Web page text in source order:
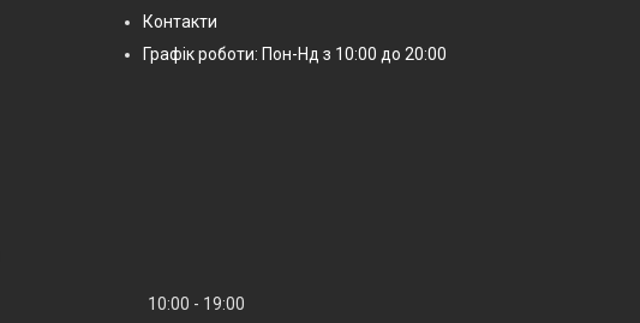
Контакти
Графік роботи: Пон-Нд з 10:00 до 20:00
10:00
19:00